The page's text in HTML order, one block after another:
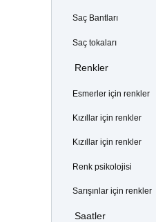
Saç Bantları
Saç tokaları
Renkler
Esmerler için renkler
Kızıllar için renkler
Kızıllar için renkler
Renk psikolojisi
Sarışınlar için renkler
Saatler